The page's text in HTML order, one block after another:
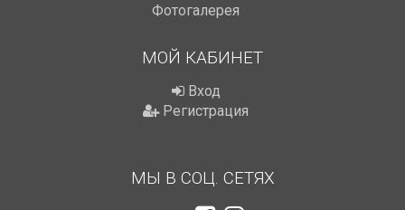
Фотогалерея
МОЙ КАБИНЕТ
Вход
Регистрация
МЫ В СОЦ. СЕТЯХ